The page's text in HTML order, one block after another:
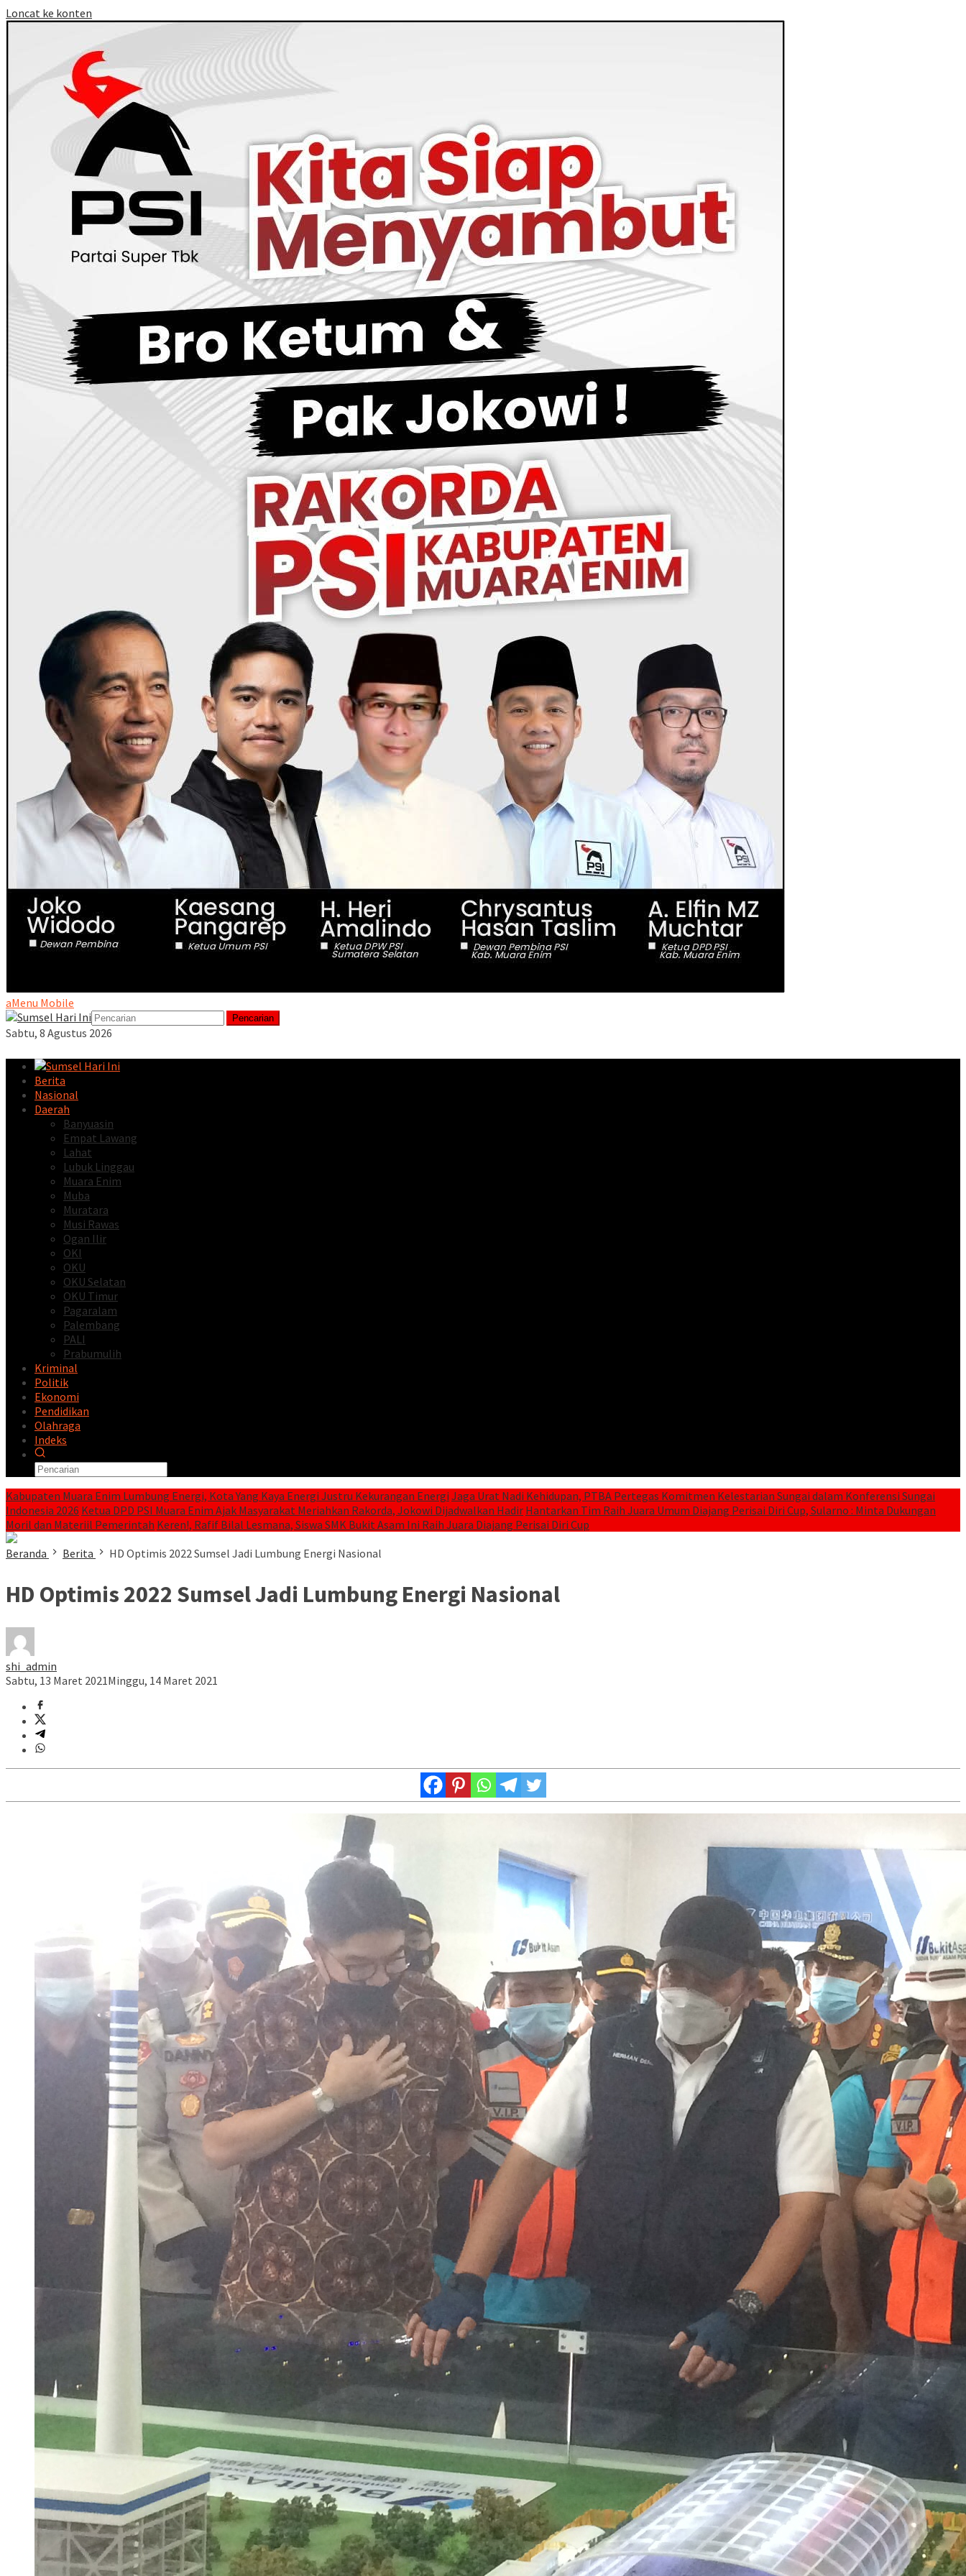
Loncat ke konten
Menu Mobile
Pencarian
Sabtu, 8 Agustus 2026
Berita
Nasional
Daerah
Banyuasin
Empat Lawang
Lahat
Lubuk Linggau
Muara Enim
Muba
Muratara
Musi Rawas
Ogan Ilir
OKI
OKU
OKU Selatan
OKU Timur
Pagaralam
Palembang
PALI
Prabumulih
Kriminal
Politik
Ekonomi
Pendidikan
Olahraga
Indeks
Kabupaten Muara Enim Lumbung Energi, Kota Yang Kaya Energi Justru Kekurangan Energi Jaga Urat Nadi Kehidupan, PTBA Pertegas Komitmen Kelestarian Sungai dalam Konferensi Sungai
Indonesia 2026 Ketua DPD PSI Muara Enim Ajak Masyarakat Meriahkan Rakorda, Jokowi Dijadwalkan Hadir Hantarkan Tim Raih Juara Umum Diajang Perisai Diri Cup, Sularno : Minta Dukungan
Moril dan Materiil Pemerintah Keren!, Rafif Bilal Lesmana, Siswa SMK Bukit Asam Ini Raih Juara Diajang Perisai Diri Cup
Beranda
Berita HD Optimis 2022 Sumsel Jadi Lumbung Energi Nasional
HD Optimis 2022 Sumsel Jadi Lumbung Energi Nasional
shi_admin
Sabtu, 13 Maret 2021Minggu, 14 Maret 2021